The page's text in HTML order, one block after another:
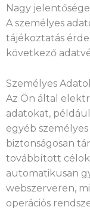
Nagy
A személyes
tájékoztatás
következő
Személyes
Az Ön által
adatokat,
egyéb
biztonságosan
továbbított
automatikusan
webszerveren,
operációs